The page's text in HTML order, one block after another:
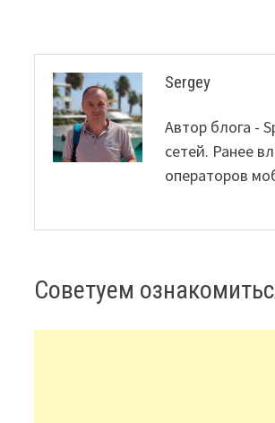
Sergey
Автор блога -
сетей. Ранее
операторов
Советуем